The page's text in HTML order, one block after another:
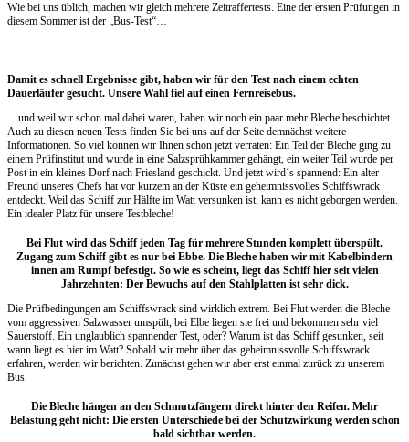
Wie bei uns üblich, machen wir gleich mehrere Zeitraffertests. Eine der ersten Prüfungen in
diesem Sommer ist der „Bus-Test“…
Damit es schnell Ergebnisse gibt, haben wir für den Test nach einem echten
Dauerläufer gesucht. Unsere Wahl fiel auf einen Fernreisebus.
…und weil wir schon mal dabei waren, haben wir noch ein paar mehr Bleche beschichtet.
Auch zu diesen neuen Tests finden Sie bei uns auf der Seite demnächst weitere
Informationen. So viel können wir Ihnen schon jetzt verraten: Ein Teil der Bleche ging zu
einem Prüfinstitut und wurde in eine Salzsprühkammer gehängt, ein weiter Teil wurde per
Post in ein kleines Dorf nach Friesland geschickt. Und jetzt wird´s spannend: Ein alter
Freund unseres Chefs hat vor kurzem an der Küste ein geheimnissvolles Schiffswrack
entdeckt. Weil das Schiff zur Hälfte im Watt versunken ist, kann es nicht geborgen werden.
Ein idealer Platz für unsere Testbleche!
Bei Flut wird das Schiff jeden Tag für mehrere Stunden komplett überspült.
Zugang zum Schiff gibt es nur bei Ebbe. Die Bleche haben wir mit Kabelbindern
innen am Rumpf befestigt. So wie es scheint, liegt das Schiff hier seit vielen
Jahrzehnten: Der Bewuchs auf den Stahlplatten ist sehr dick.
Die Prüfbedingungen am Schiffswrack sind wirklich extrem. Bei Flut werden die Bleche
vom aggressiven Salzwasser umspült, bei Elbe liegen sie frei und bekommen sehr viel
Sauerstoff. Ein unglaublich spannender Test, oder? Warum ist das Schiff gesunken, seit
wann liegt es hier im Watt? Sobald wir mehr über das geheimnissvolle Schiffswrack
erfahren, werden wir berichten. Zunächst gehen wir aber erst einmal zurück zu unserem
Bus.
Die Bleche hängen an den Schmutzfängern direkt hinter den Reifen. Mehr
Belastung geht nicht: Die ersten Unterschiede bei der Schutzwirkung werden schon
bald sichtbar werden.